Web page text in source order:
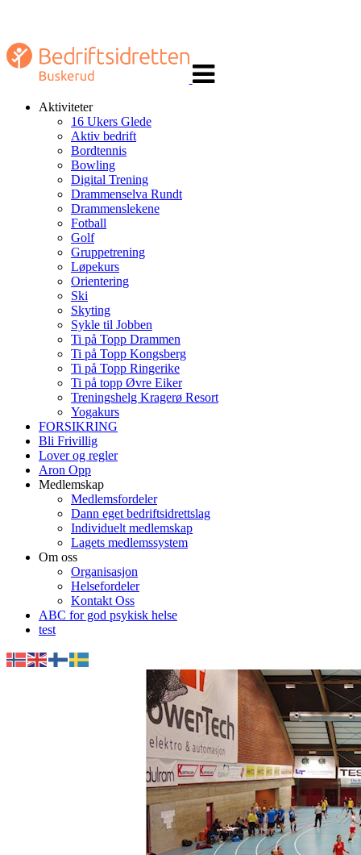
navigasjon
Aktiviteter
16 Ukers Glede
Aktiv bedrift
Bordtennis
Bowling
Digital Trening
Drammenselva Rundt
Drammenslekene
Fotball
Golf
Gruppetrening
Løpekurs
Orientering
Ski
Skyting
Sykle til Jobben
Ti på Topp Drammen
Ti på Topp Kongsberg
Ti på Topp Ringerike
Ti på topp Øvre Eiker
Treningshelg Kragerø Resort
Yogakurs
FORSIKRING
Bli Frivillig
Lover og regler
Aron Opp
Medlemskap
Medlemsfordeler
Dann eget bedriftsidrettslag
Individuelt medlemskap
Lagets medlemssystem
Om oss
Organisasjon
Helsefordeler
Kontakt Oss
ABC for god psykisk helse
test